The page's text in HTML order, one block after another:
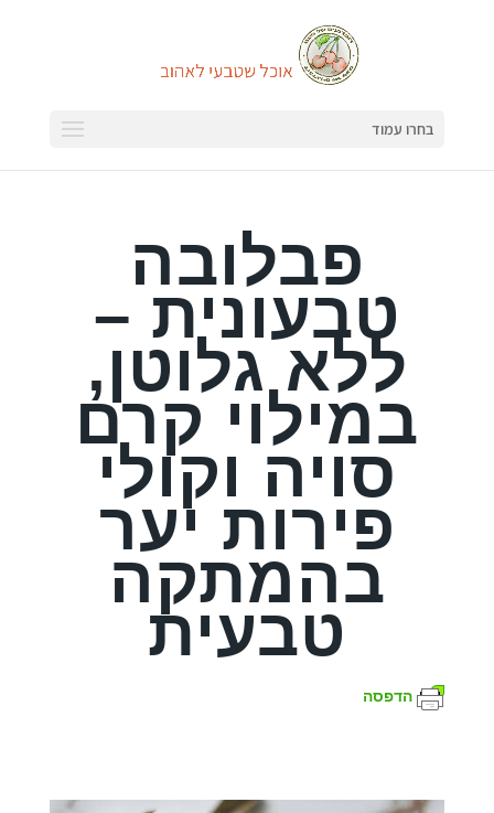
בחרו עמוד
פבלובה
טבעונית –
ללא גלוטן,
במילוי קרם
סויה וקולי
פירות יער
בהמתקה
טבעית
הדפסה